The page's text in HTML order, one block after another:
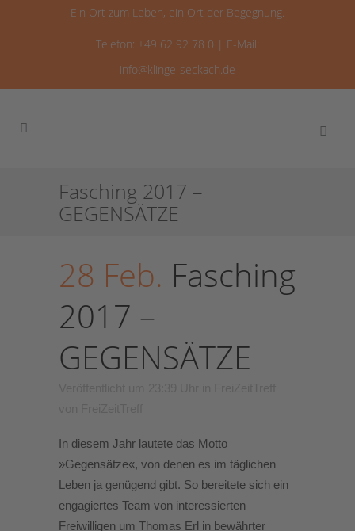
Ein Ort zum Leben, ein Ort der Begegnung.
Telefon: +49 62 92 78 0 | E-Mail:
info@klinge-seckach.de
Fasching 2017 –
GEGENSÄTZE
28 Feb. Fasching
2017 –
GEGENSÄTZE
In diesem Jahr lautete das Motto
»Gegensätze«, von denen es im täglichen
Leben ja genügend gibt. So bereitete sich ein
engagiertes Team von interessierten
Freiwilligen um Thomas Erl in bewährter